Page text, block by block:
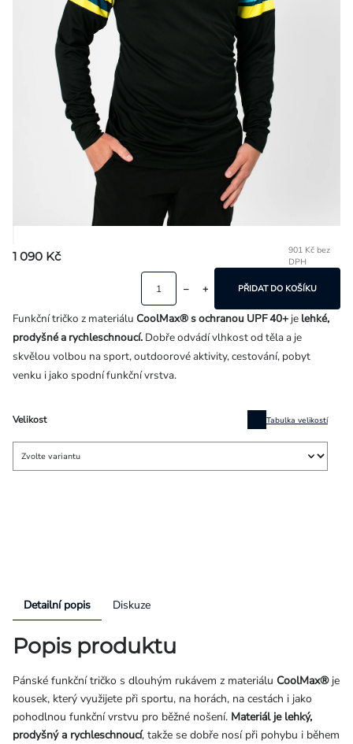
Přihlášení
1 090 Kč
901 Kč bez
DPH
Velikost Tabulka velikostí
PŘIDAT DO KOŠÍKU
Funkční tričko z materiálu CoolMax® s ochranou UPF 40+ je lehké,
prodyšné a rychleschnoucí. Dobře odvádí vlhkost od těla a je
skvělou volbou na sport, outdoorové aktivity, cestování, pobyt
venku i jako spodní funkční vrstva.
Detailní popis Diskuze
Popis produktu
Pánské funkční tričko s dlouhým rukávem z materiálu CoolMax®je
kousek, který využijete při sportu, na horách, na cestách i jako
pohodlnou funkční vrstvu pro běžné nošení. Materiál je lehký,
prodyšný a rychleschnoucí, takže se dobře nosí při pohybu i během